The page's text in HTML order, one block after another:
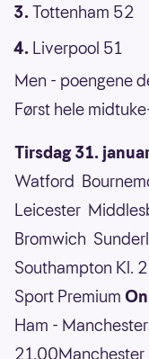
Tottenham 52
Liverpool 51
Men - poengene
Først hele
Tirsdag 31.
Watford
Leicester
Bromwich
Southampton Kl.
Sport Premium
Ham -